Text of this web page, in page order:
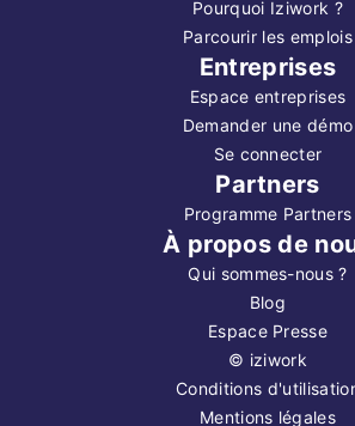
Pourquoi Iziwork ?
Parcourir les emplois
Entreprises
Espace entreprises
Demander une démo
Se connecter
Partners
Programme Partners
À propos de
Qui sommes-nous ?
Blog
Espace Presse
© iziwork
Conditions
Mentions légales